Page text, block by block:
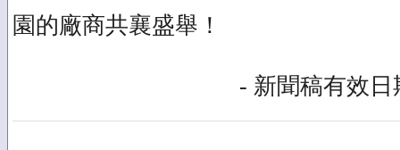
園的廠商共襄盛舉！
- 新聞稿有效日